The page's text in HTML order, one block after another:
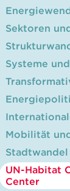
Sektoren
Systeme
Mobilität
Stadtwandel
UN-Habitat
Center